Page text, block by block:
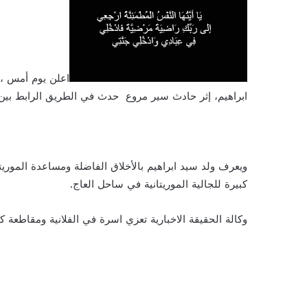
اعلن يوم أمس ،
ابراهيم، إثر حادث سير مروع حدث في الطريق الرابط
ويعرف ولد سيد ابراهيم بالأخلاق الفاضلة ومساعدة
كبيرة للجالية الموريتانية في ساحل العاج.
وكالة الحقيقة الاخبارية تعزي اسرة في الفلانية